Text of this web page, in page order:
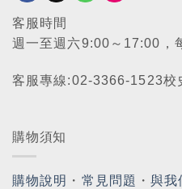
客服時間
週一至週六9:00～17:00，
客服專線:02-3366-1523校
購物須知
購物說明 ・ 常見問題 ・與我